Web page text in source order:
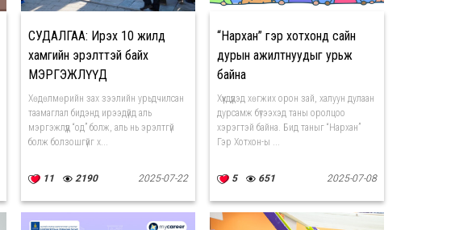
СУДАЛГАА: Ирэх 10 жилд
хамгийн эрэлттэй байх
МЭРГЭЖЛҮҮД
Хөдөлмөрийн зах зээлийн урьдчилсан
таамаглал бидэнд ирээдүйд аль
мэргэжлүүд “од” болж, аль нь эрэлтгүй
болж болзошгүйг х...
11 2190 2025-07-22
“Нархан” гэр хотхонд сайн
дурын ажилтнуудыг урьж
байна
Хүүхдүүдэд хөгжих орон зай, халуун дулаан
дурсамж бүтээхэд таны оролцоо
хэрэгтэй байна. Бид таныг “Нархан”
Гэр Хотхон-ы ...
5 651 2025-07-08